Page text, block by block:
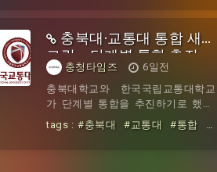
다. 역사 속에서 아담의 후예들은 공
고한 부
30~31일 ARS 방식으로 진행한 충청
권 권리당원 투표 결과를 발표했다.
충청권 전체 개표 결과 김 후보는 3
만632표를 얻어 3만329표를 기록한
정 후보를 303표 차로 앞섰다. 송영
길 후보는 7027표를 얻었다.지역별
로는 김 후보가 충남과 충북에
충북대·교통대 통합 새
그림⋯단계별 통합 추진
충청타임즈
6일전
충북대학교와 한국국립교통대학교
가 단계별 통합을 추진하기로 했다.
충북대 등에 따르면 두 대학은 통합
신청 보완서류 제출 마감 기한인 이
tags : #충북대 #교통대 #통합
#